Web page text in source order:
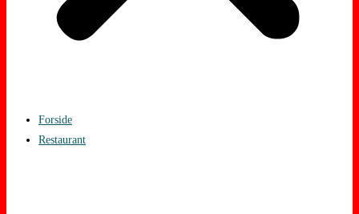
Forside
Restaurant